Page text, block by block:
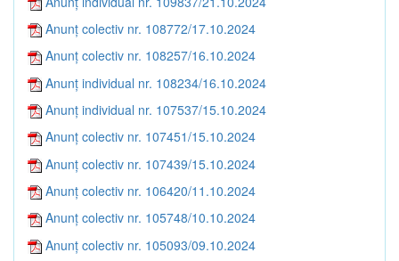
Anunț colectiv nr. 108772/17.10.2024
Anunț colectiv nr. 108257/16.10.2024
Anunț individual nr. 108234/16.10.2024
Anunț individual nr. 107537/15.10.2024
Anunț colectiv nr. 107451/15.10.2024
Anunț colectiv nr. 107439/15.10.2024
Anunț colectiv nr. 106420/11.10.2024
Anunț colectiv nr. 105748/10.10.2024
Anunț colectiv nr. 105093/09.10.2024